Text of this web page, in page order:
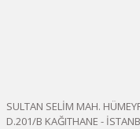
SULTAN SELİM MAH.
D.201/B KAĞITHANE -